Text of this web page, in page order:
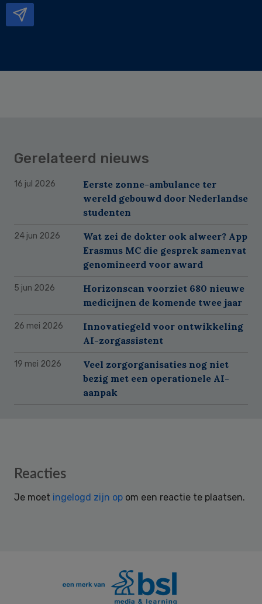
Gerelateerd nieuws
16 jul 2026
Eerste zonne-ambulance ter
wereld gebouwd door Nederlandse
studenten
24 jun 2026
Wat zei de dokter ook alweer? App
Erasmus MC die gesprek samenvat
genomineerd voor award
5 jun 2026
Horizonscan voorziet 680 nieuwe
medicijnen de komende twee jaar
26 mei 2026
Innovatiegeld voor ontwikkeling
AI-zorgassistent
19 mei 2026
Veel zorgorganisaties nog niet
bezig met een operationele AI-
aanpak
Reader
Reacties
Je moet ingelogd zijn op om een reactie te plaatsen.